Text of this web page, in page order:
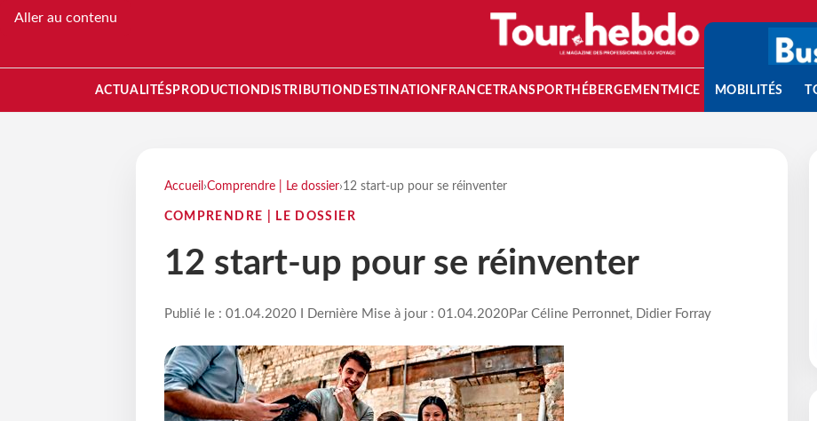
Aller au contenu
ACTUALITÉS PRODUCTION DISTRIBUTION DESTINATION FRANCETRANSPORT HÉBERGEMENTMICE MOBILITÉS
Accueil ›Comprendre | Le dossier›12 start-up pour se réinventer
COMPRENDRE | LE DOSSIER
12 start-up pour se réinventer
Publié le : 01.04.2020 I Dernière Mise à jour : 01.04.2020Par Céline Perronnet, Didier Forray